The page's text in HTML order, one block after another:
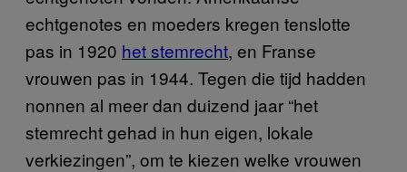
echtgenotes en moeders kregen tenslotte
pas in 1920 het stemrecht, en Franse
vrouwen pas in 1944. Tegen die tijd hadden
nonnen al meer dan duizend jaar “het
stemrecht gehad in hun eigen, lokale
verkiezingen”, om te kiezen welke vrouwen